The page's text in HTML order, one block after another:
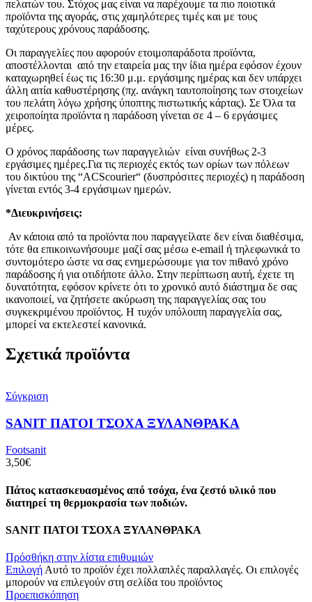
πελατών του. Στόχος μας είναι να παρέχουμε τα πιο ποιοτικά
προϊόντα της αγοράς, στις χαμηλότερες τιμές και με τους
ταχύτερους χρόνους παράδοσης.
Οι παραγγελίες που αφορούν ετοιμοπαράδοτα προϊόντα,
αποστέλλονται από την εταιρεία μας την ίδια ημέρα εφόσον έχουν
καταχωρηθεί έως τις 16:30 μ.μ. εργάσιμης ημέρας και δεν υπάρχει
άλλη αιτία καθυστέρησης (πχ. ανάγκη ταυτοποίησης των στοιχείων
του πελάτη λόγω χρήσης ύποπτης πιστωτικής κάρτας). Σε Όλα τα
χειροποίητα προϊόντα η παράδοση γίνεται σε 4 – 6 εργάσιμες
μέρες.
Ο χρόνος παράδοσης των παραγγελιών είναι συνήθως 2-3
εργάσιμες ημέρες.Για τις περιοχές εκτός των ορίων των πόλεων
του δικτύου της “ACScourier“ (δυσπρόσιτες περιοχές) η παράδοση
γίνεται εντός 3-4 εργάσιμων ημερών.
*Διευκρινήσεις:
Αν κάποια από τα προϊόντα που παραγγείλατε δεν είναι διαθέσιμα,
τότε θα επικοινωνήσουμε μαζί σας μέσω e-email ή τηλεφωνικά το
συντομότερο ώστε να σας ενημερώσουμε για τον πιθανό χρόνο
παράδοσης ή για οτιδήποτε άλλο. Στην περίπτωση αυτή, έχετε τη
δυνατότητα, εφόσον κρίνετε ότι το χρονικό αυτό διάστημα δε σας
ικανοποιεί, να ζητήσετε ακύρωση της παραγγελίας σας του
συγκεκριμένου προϊόντος. Η τυχόν υπόλοιπη παραγγελία σας,
μπορεί να εκτελεστεί κανονικά.
Σχετικά προϊόντα
Σύγκριση
SANIT ΠΑΤΟΙ ΤΣΟΧΑ ΞΥΛΑΝΘΡΑΚΑ
Footsanit
3,50€
Πάτος κατασκευασμένος από τσόχα, ένα ζεστό υλικό που
διατηρεί τη θερμοκρασία των ποδιών.
SANIT ΠΑΤΟΙ ΤΣΟΧΑ ΞΥΛΑΝΘΡΑΚΑ
Πρόσθήκη στην λίστα επιθυμιών
Επιλογή Αυτό το προϊόν έχει πολλαπλές παραλλαγές. Οι επιλογές
μπορούν να επιλεγούν στη σελίδα του προϊόντος
Προεπισκόπηση